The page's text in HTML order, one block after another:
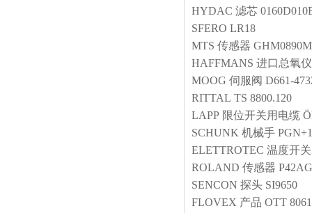
HYDAC 滤芯
SFERO LR18
MTS 传感器
HAFFMANS 进口总氧
MOOG 伺服阀 D661-
RITTAL TS 8800.120
LAPP 限位开关用电缆
SCHUNK 机械手
ELETTROTEC 温度开关
ROLAND 传感器
SENCON 探头 SI9650
FLOVEX 产品 OTT